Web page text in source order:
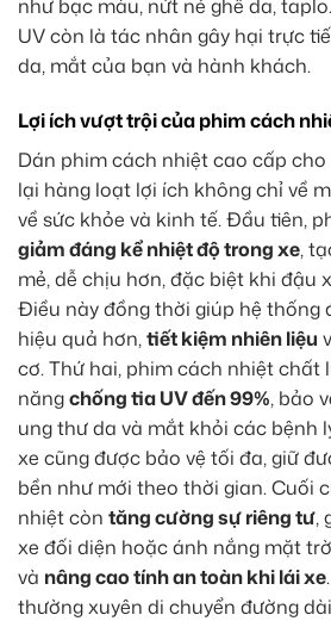
như bạc màu, nứt nẻ ghế da,
UV còn là tác nhân gây hại trực
da, mắt của bạn và hành khách.
Lợi ích vượt trội của phim cách
Dán phim cách nhiệt cao cấp
lại hàng loạt lợi ích không chỉ về
về sức khỏe và kinh tế. Đầu tiên,
giảm đáng kể nhiệt độ trong xe,
mẻ, dễ chịu hơn, đặc biệt khi đậu
Điều này đồng thời giúp hệ thống
hiệu quả hơn,tiết kiệm nhiên liệu
cơ. Thứ hai, phim cách nhiệt chất
năngchống tia UV đến 99%, bảo
ung thư da và mắt khỏi các bệnh
xe cũng được bảo vệ tối đa, giữ
bền như mới theo thời gian. Cuối
nhiệt còn tăng cường sự riêng tư,
xe đối diện hoặc ánh nắng mặt
và nâng cao tính an toàn khi lái xe
thường xuyên di chuyển đường